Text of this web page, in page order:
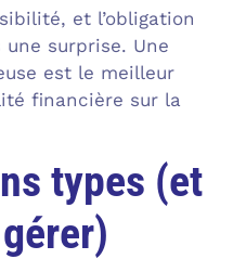
et l’obligation
surprise. Une
est le meilleur
financière sur la
types (et